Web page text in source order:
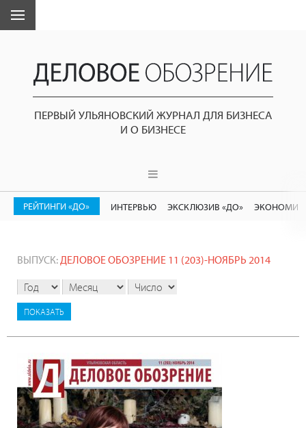
ПЕРВЫЙ УЛЬЯНОВСКИЙ ЖУРНАЛ ДЛЯ БИЗНЕСА
И О БИЗНЕСЕ
РЕЙТИНГИ «ДО» ИНТЕРВЬЮ ЭКСКЛЮЗИВ «ДО»
ВЫПУСК: ДЕЛОВОЕ ОБОЗРЕНИЕ 11 (203)-НОЯБРЬ 2014